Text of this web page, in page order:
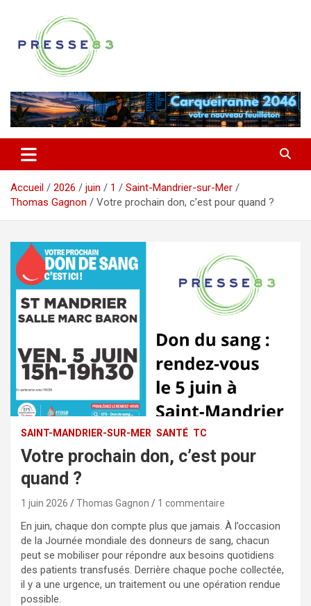
contenu
Presse 83
Accueil 2026 juin 1
Saint-Mandrier-sur-Mer
Thomas Gagnon
Votre prochain don, c’est pour quand ?
SAINT-MANDRIER-SUR-MER SANTÉ TC
Votre prochain don, c’est pour
quand ?
1 juin 2026 Thomas Gagnon 1 commentaire
En juin, chaque don compte plus que jamais. À l’occasion
de la Journée mondiale des donneurs de sang, chacun
peut se mobiliser pour répondre aux besoins quotidiens
des patients transfusés. Derrière chaque poche collectée,
il y a une urgence, un traitement ou une opération rendue
possible.